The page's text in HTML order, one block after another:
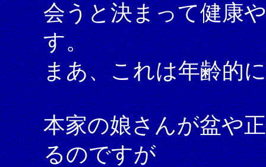
会うと決まって健康
す。
まあ、これは年齢的
本家の娘さんが盆や
るのですが